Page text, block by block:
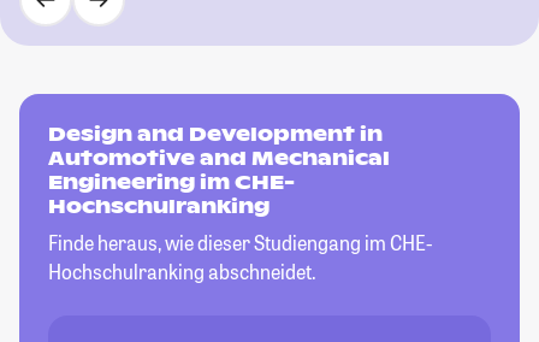
Design and Development in
Automotive and Mechanical
Engineering im CHE-
Hochschulranking
Finde heraus, wie dieser Studiengang im CHE-
Hochschulranking abschneidet.